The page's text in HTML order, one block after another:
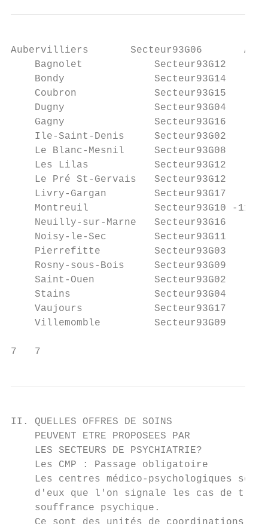
Aubervilliers       Secteur93G06
Bagnolet            Secteur93G12
Bondy               Secteur93G14
Coubron             Secteur93G15
Dugny               Secteur93G04
Gagny               Secteur93G16
Ile-Saint-Denis     Secteur93G02
Le Blanc-Mesnil     Secteur93G08
Les Lilas           Secteur93G12
Le Pré St-Gervais   Secteur93G12
Livry-Gargan        Secteur93G17
Montreuil           Secteur93G10 -11
Neuilly-sur-Marne   Secteur93G16
Noisy-le-Sec        Secteur93G11
Pierrefitte         Secteur93G03
Rosny-sous-Bois     Secteur93G09
Saint-Ouen          Secteur93G02
Stains              Secteur93G04
Vaujours            Secteur93G17
Villemomble         Secteur93G09
7   7
II. QUELLES OFFRES DE SOINS
    PEUVENT ETRE PROPOSEES PAR
    LES SECTEURS DE PSYCHIATRIE?
    Les CMP : Passage obligatoire
Les centres médico-psychologiques
d'eux que l'on signale les cas de
    souffrance psychique.